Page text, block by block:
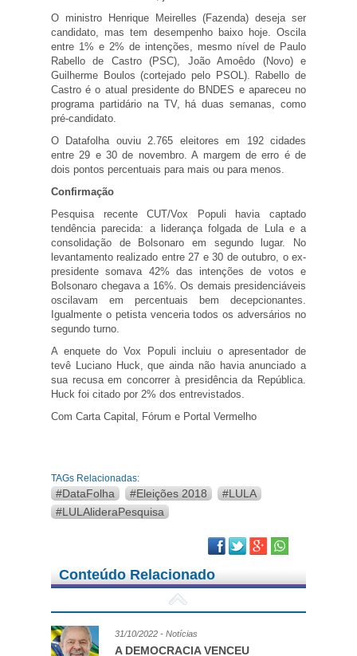
O ministro Henrique Meirelles (Fazenda) deseja ser
candidato, mas tem desempenho baixo hoje. Oscila
entre 1% e 2% de intenções, mesmo nível de Paulo
Rabello de Castro (PSC), João Amoêdo (Novo) e
Guilherme Boulos (cortejado pelo PSOL). Rabello de
Castro é o atual presidente do BNDES e apareceu no
programa partidário na TV, há duas semanas, como
pré-candidato.
O Datafolha ouviu 2.765 eleitores em 192 cidades
entre 29 e 30 de novembro. A margem de erro é de
dois pontos percentuais para mais ou para menos.
Confirmação
Pesquisa recente CUT/Vox Populi havia captado
tendência parecida: a liderança folgada de Lula e a
consolidação de Bolsonaro em segundo lugar. No
levantamento realizado entre 27 e 30 de outubro, o ex-
presidente somava 42% das intenções de votos e
Bolsonaro chegava a 16%. Os demais presidenciáveis
oscilavam em percentuais bem decepcionantes.
Igualmente o petista venceria todos os adversários no
segundo turno.
A enquete do Vox Populi incluiu o apresentador de
tevê Luciano Huck, que ainda não havia anunciado a
sua recusa em concorrer à presidência da República.
Huck foi citado por 2% dos entrevistados.
Com Carta Capital, Fórum e Portal Vermelho
TAGs Relacionadas:
#DataFolha #Eleições 2018
#LULA
#LULAlideraPesquisa
Facebook
TwitterGoogle Plus
Conteúdo Relacionado
31/10/2022 - Notícias
A DEMOCRACIA VENCEU